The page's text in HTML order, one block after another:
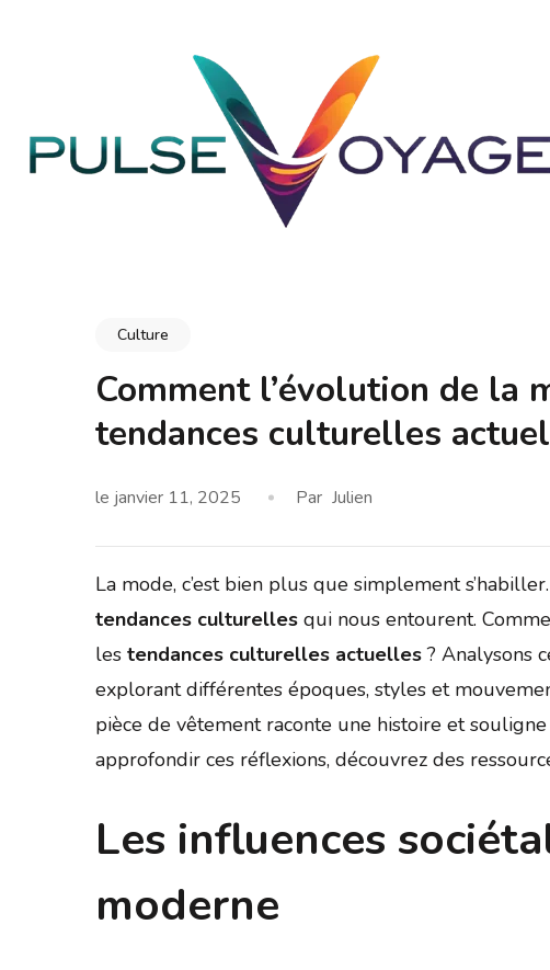
Entrée)
Culture
Comment l’évolution de
tendances culturelles
le janvier 11, 2025 Par Julien
La mode, c’est bien plus que simplement
tendances culturelles qui nous entourent.
les tendances culturelles actuelles? Analysons
explorant différentes époques, styles et
pièce de vêtement raconte une histoire et
approfondir ces réflexions, découvrez des
Les influences
moderne